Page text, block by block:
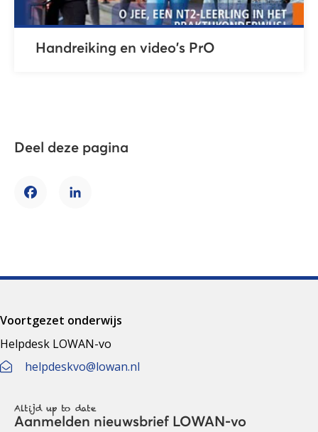
Handreiking en video's PrO
Deel deze pagina
FacebookLinkedIn
Voortgezet onderwijs
Helpdesk LOWAN-vo
helpdeskvo@lowan.nl
Altijd up to date
Aanmelden nieuwsbrief LOWAN-vo